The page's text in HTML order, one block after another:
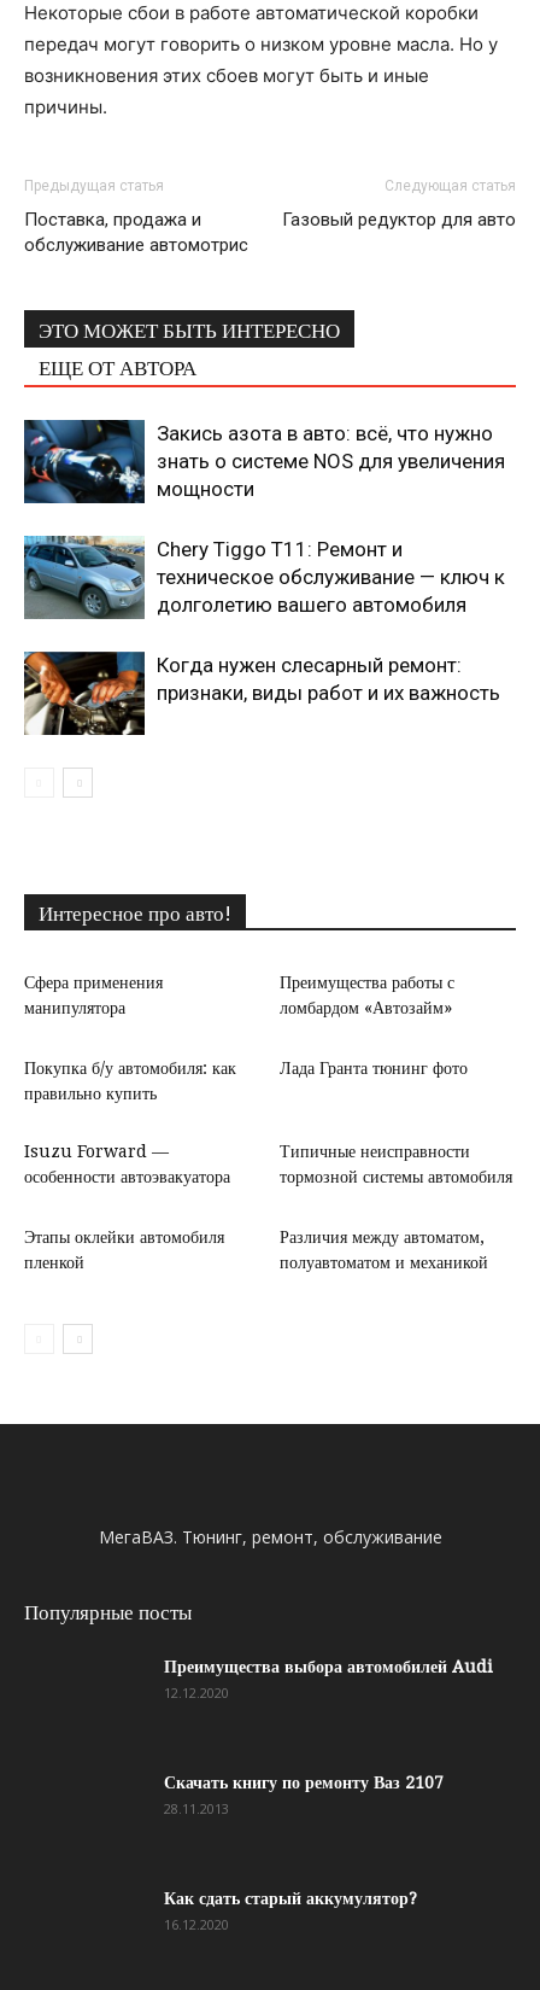
Некоторые сбои в работе автоматической коробки
передач могут говорить о низком уровне масла. Но у
возникновения этих сбоев могут быть и иные
причины.
Предыдущая статья
Поставка, продажа и
обслуживание автомотрис
Следующая статья
Газовый редуктор для авто
ЭТО МОЖЕТ БЫТЬ ИНТЕРЕСНО
ЕЩЕ ОТ АВТОРА
Закись азота в авто: всё, что нужно
знать о системе NOS для увеличения
мощности
Chery Tiggo T11: Ремонт и
техническое обслуживание — ключ к
долголетию вашего автомобиля
Когда нужен слесарный ремонт:
признаки, виды работ и их важность
Интересное про авто!
Сфера применения
манипулятора
Преимущества работы с
ломбардом «Автозайм»
Покупка б/у автомобиля: как
правильно купить
Лада Гранта тюнинг фото
Isuzu Forward —
особенности автоэвакуатора
Типичные неисправности
тормозной системы автомобиля
Этапы оклейки автомобиля
пленкой
Различия между автоматом,
полуавтоматом и механикой
МегаВАЗ. Тюнинг, ремонт, обслуживание
Популярные посты
Преимущества выбора автомобилей Audi
12.12.2020
Скачать книгу по ремонту Ваз 2107
28.11.2013
Как сдать старый аккумулятор?
16.12.2020